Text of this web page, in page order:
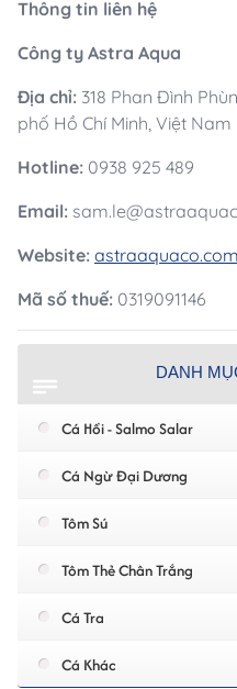
Thông tin liên hệ
Công ty Astra Aqua
Địa chỉ: 318 Phan Đình
phố Hồ Chí Minh, Việt Nam
Hotline: 0938 925 489
Email:
Website: astraaquaco.com
Mã số thuế: 0319091146
DANH
Cá Hồi - Salmo Salar
Cá Ngừ Đại Dương
Tôm Sú
Tôm Thẻ Chân Trắng
Cá Tra
Cá Khác